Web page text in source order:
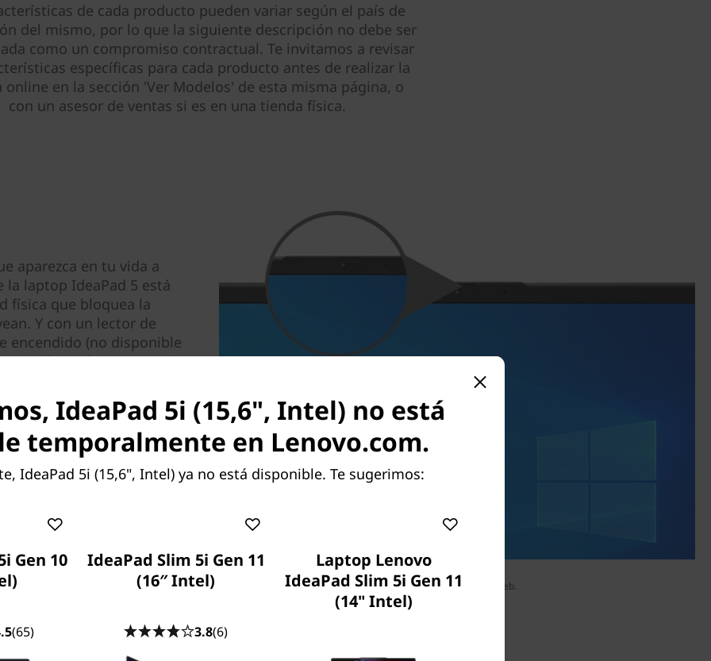
de cada producto pueden variar según el país de
del mismo, por lo que la siguiente descripción no debe ser
como un compromiso contractual. Te invitamos a revisar
específicas para cada producto antes de realizar la
online en la sección 'Ver Modelos' de esta misma página, o
con un asesor de ventas si es en una tienda física.
Obturador de cámara web.
aparezca en tu vida a
la laptop IdeaPad 5 está
física que bloquea la
Y con un lector de
encendido (no disponible
tu IdeaPad para que ni
firma biométrica.
favoritas con una
que maximiza tu
mismo dinero. Llamamos
de pantalla en
circundantes, y la
90%.
IdeaPad 5i (15,6", Intel) no está
temporalmente en Lenovo.com.
IdeaPad 5i (15,6", Intel) ya no está disponible. Te sugerimos:
Gen 10
(65)
IdeaPad Slim 5i Gen 11
(16″ Intel)
3.8(6)
Laptop Lenovo
IdeaPad Slim 5i Gen 11
(14" Intel)